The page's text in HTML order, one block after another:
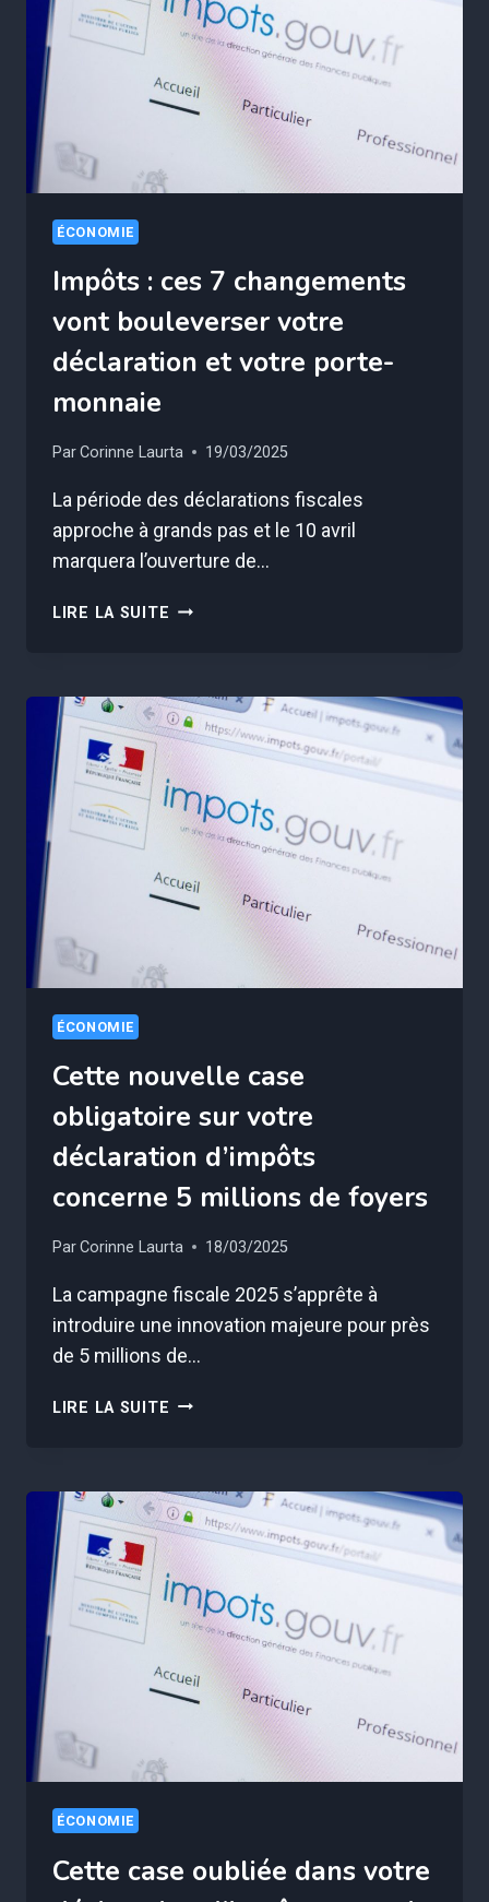
ALLOCATIONS
CHÔMAGE
RSA
SERONT
ÉCONOMIE
Impôts : ces 7 changements
vont bouleverser votre
déclaration et votre porte-
monnaie
ParCorinne Laurta 19/03/2025
La période des déclarations fiscales
approche à grands pas et le 10 avril
marquera l’ouverture de…
LIRE LA SUITE IMPÔTS
CHANGEMENTS
VONT
BOULEVERSER
VOTRE
DÉCLARATION
ET
VOTRE
PORTE-
MONNAIE
ÉCONOMIE
Cette nouvelle case
obligatoire sur votre
déclaration d’impôts
concerne 5 millions de foyers
ParCorinne Laurta 18/03/2025
La campagne fiscale 2025 s’apprête à
introduire une innovation majeure pour près
de 5 millions de…
LIRE LA SUITE CETTE
SUR
VOTRE
DÉCLARATION
D’IMPÔTS
CONCERNE
MILLIONS
DE
FOYERS
ÉCONOMIE
Cette case oubliée dans votre